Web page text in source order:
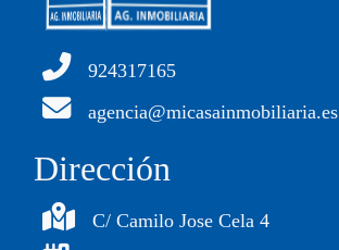
924317165
agencia@micasainmobiliaria.es
Dirección
C/ Camilo Jose Cela 4